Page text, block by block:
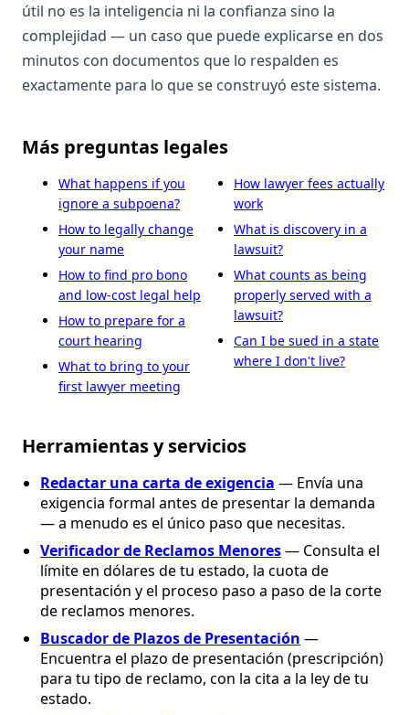
útil no es la inteligencia ni la confianza sino la
complejidad — un caso que puede explicarse en dos
minutos con documentos que lo respalden es
exactamente para lo que se construyó este sistema.
Más preguntas legales
What happens if you
ignore a subpoena?
How to legally change
your name
How to find pro bono
and low-cost legal help
How to prepare for a
court hearing
What to bring to your
first lawyer meeting
How lawyer fees actually
work
What is discovery in a
lawsuit?
What counts as being
properly served with a
lawsuit?
Can I be sued in a state
where I don't live?
Herramientas y servicios
Redactar una carta de exigencia — Envía una
exigencia formal antes de presentar la demanda
— a menudo es el único paso que necesitas.
Verificador de Reclamos Menores— Consulta el
límite en dólares de tu estado, la cuota de
presentación y el proceso paso a paso de la corte
de reclamos menores.
Buscador de Plazos de Presentación —
Encuentra el plazo de presentación (prescripción)
para tu tipo de reclamo, con la cita a la ley de tu
estado.